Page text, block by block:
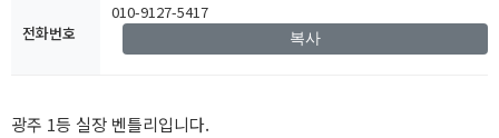
전화번호
010-9127-5417
복사
광주 1등 실장 벤틀리입니다.